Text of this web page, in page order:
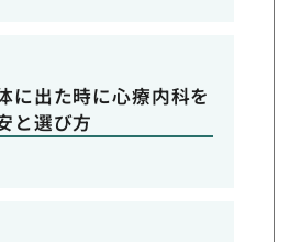
に出た時に心療内科を
と選び方